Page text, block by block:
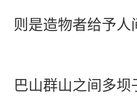
则是造物者给予
巴山群山之间多坝